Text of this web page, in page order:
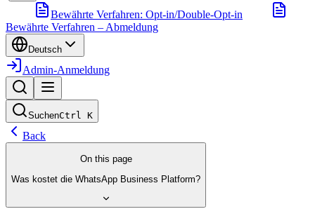
Bewährte Verfahren: Opt-in/Double-Opt-in
Bewährte Verfahren – Abmeldung
Deutsch
Admin-Anmeldung
SuchenCtrl K
Back
On this page
Was kostet die WhatsApp Business Platform?